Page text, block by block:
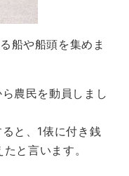
船や船頭を集めま
農民を動員しまし
と、1俵に付き銭
と言います。